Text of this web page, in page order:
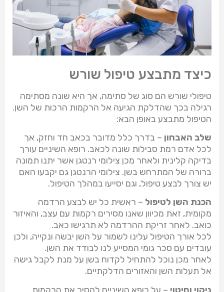
כיצד מתבצע טיפול שורש
טיפולי שורש הם סוג של סתימה, אך היא שונה מסתימה
רגילה בכך שהדלקת הגיעה אל הרקמות הרכות של השן.
הטיפול מתבצע באופן הבא:
שלב האבחון – בדרך כלל מדובר בכאב חד וחזק, אך
לכל אדם רמת סבילות שונה לכאב. רופא השיניים עורך
בדיקה קלינית ולאחר מכן צילומי רנטגן אשר יתנו תמונה
ברורה של המתרחש בשן. צילומי הרנטגן גם יקבעו האם
יש צורך לבצע טיפול, וגם יסייעו במהלך הטיפול.
הכנת השן לטיפול – ראשית כל יש לבצע הרדמה
מקומית, זאת מכיוון שאנו מסירים רקמות עם עצב, והאיזור
כואב. לאחר זריקת ההרדמה לא תרגישו כאב.
לכל אורך הטיפול עלינו לשמור על השן יבשה ונקייה, ולכן
עובדים עם סכר גומי המסייע לנו לבודד את השן.
לאחר מכן נוכל להתחיל לקדוח בשן על מנת לקבל גישה
אל תעלות השן והאזורים הדלקתיים.